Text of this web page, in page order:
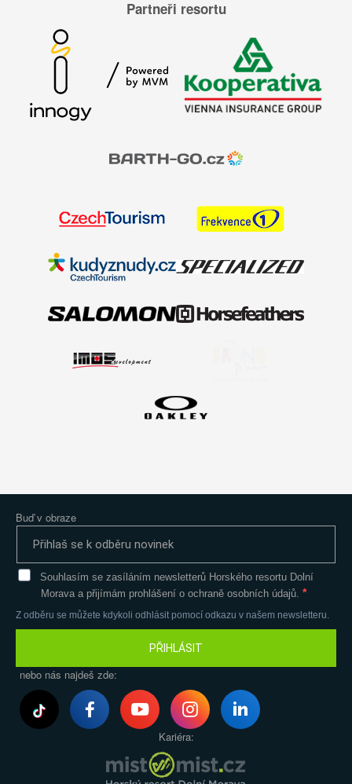
Partneři resortu
Buď v obraze
PŘIHLÁSIT
Souhlasím se zasíláním newsletterů Horského resortu Dolní
Morava a přijímám prohlášení o ochraně osobních údajů.
Z odběru se můžete kdykoli odhlásit pomocí odkazu v našem newsletteru.
nebo nás najdeš zde:
Kariéra: